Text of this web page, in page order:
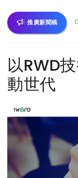
推廣新聞稿
以RWD
動世代